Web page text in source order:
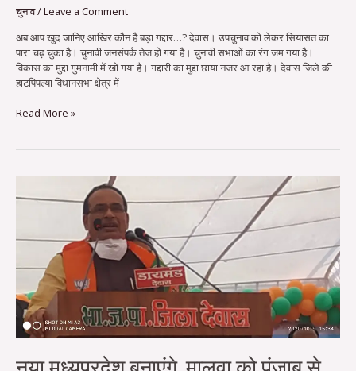
चुनाव/Leave a Comment
अब आप खुद जानिए आखिर कौन है बड़ा गद्दार…? देवास। उपचुनाव को लेकर सियासत का
पारा चढ़ चुका है। चुनावी जनसंपर्क तेज हो गया है। चुनावी सभाओं का रंग जम गया है।
विकास का मुद्दा गुमनामी में खो गया है। गद्दारी का मुद्दा छाया नजर आ रहा है। देवास जिले की
हाटपिपल्या विधानसभा क्षेत्र में
Read More »
मध्यप्रदेश
को
से
ले
जाएंगे-
शिवराज